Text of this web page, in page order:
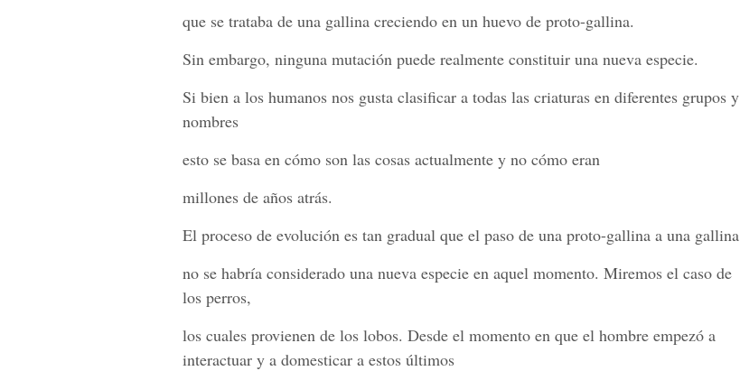
que se trataba de una gallina creciendo en un huevo de proto-gallina.
Sin embargo, ninguna mutación puede realmente constituir una nueva especie.
Si bien a los humanos nos gusta clasificar a todas las criaturas en diferentes grupos y
nombres
esto se basa en cómo son las cosas actualmente y no cómo eran
millones de años atrás.
El proceso de evolución es tan gradual que el paso de una proto-gallina a una gallina
no se habría considerado una nueva especie en aquel momento. Miremos el caso de
los perros,
los cuales provienen de los lobos. Desde el momento en que el hombre empezó a
interactuar y a domesticar a estos últimos